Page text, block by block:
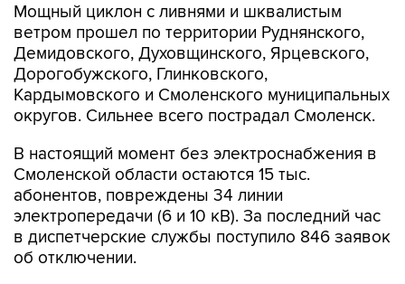
Мощный циклон с ливнями и шквалистым
ветром прошел по территории Руднянского,
Демидовского, Духовщинского, Ярцевского,
Дорогобужского, Глинковского,
Кардымовского и Смоленского муниципальных
округов. Сильнее всего пострадал Смоленск.
В настоящий момент без электроснабжения в
Смоленской области остаются 15 тыс.
абонентов, повреждены 34 линии
электропередачи (6 и 10 кВ). За последний час
в диспетчерские службы поступило 846 заявок
об отключении.